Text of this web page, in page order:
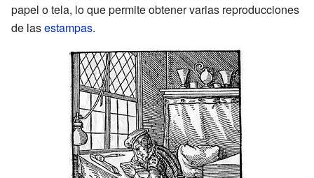
papel o tela, lo que permite obtener varias reproducciones
de lasestampas.